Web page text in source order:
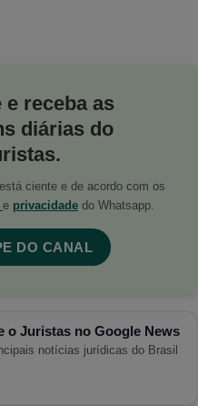
e receba as
diárias do
ciente e de acordo com os
e privacidade do Whatsapp.
DO CANAL
o Juristas no Google News
notícias jurídicas do Brasil